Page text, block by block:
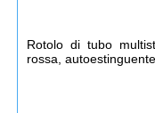
Rotolo di tubo
rossa,